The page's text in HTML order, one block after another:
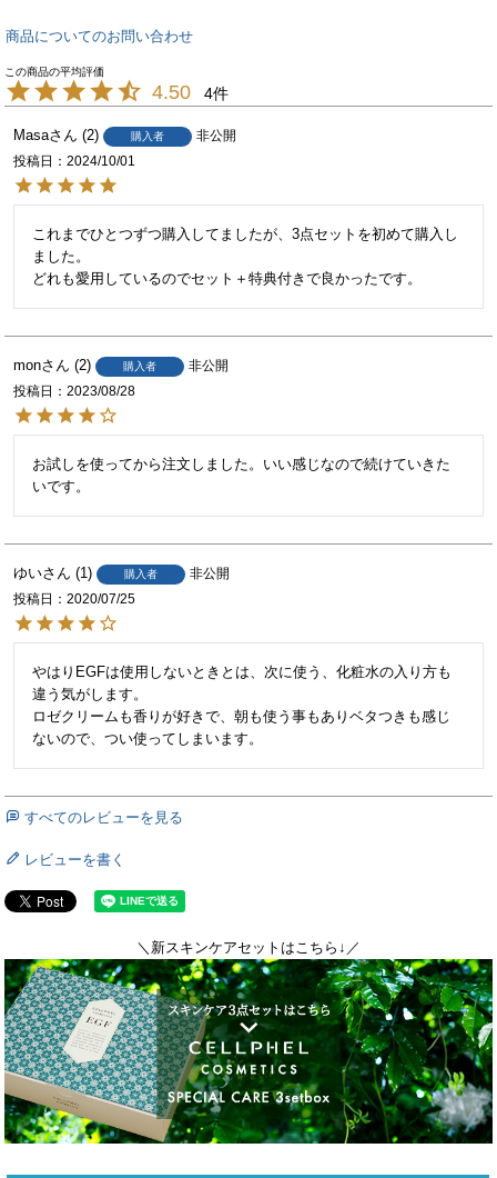
商品についてのお問い合わせ
4.50 4
Masa 2 購入者
非公開
投稿日
2024/10/01
これまでひとつずつ購入してましたが、3点セットを初めて購入し
ました。
どれも愛用しているのでセット＋特典付きで良かったです。
mon 2 購入者
非公開
投稿日
2023/08/28
お試しを使ってから注文しました。いい感じなので続けていきた
いです。
ゆい 1 購入者
非公開
投稿日
2020/07/25
やはりEGFは使用しないときとは、次に使う、化粧水の入り方も
違う気がします。
ロゼクリームも香りが好きで、朝も使う事もありベタつきも感じ
ないので、つい使ってしまいます。
すべてのレビューを見る
レビューを書く
＼新スキンケアセットはこちら↓／